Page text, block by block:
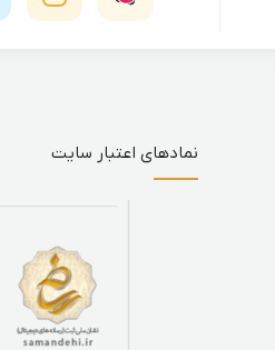
نمادهای اعتبار سایت